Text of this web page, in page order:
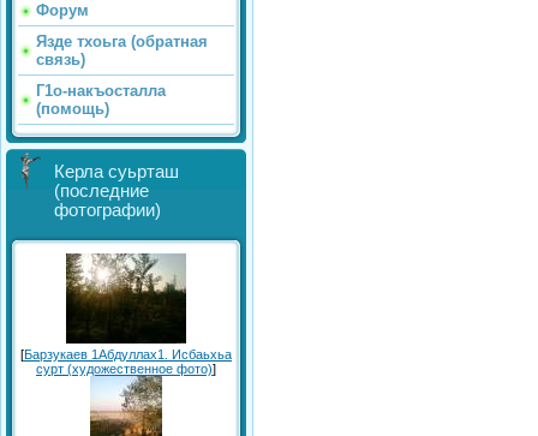
Форум
Язде тхоьга (обратная
связь)
Г1о-накъосталла
(помощь)
Керла суьрташ
(последние
фотографии)
[Барзукаев 1Абдуллах1. Исбаьхьа
сурт (художественное фото)]